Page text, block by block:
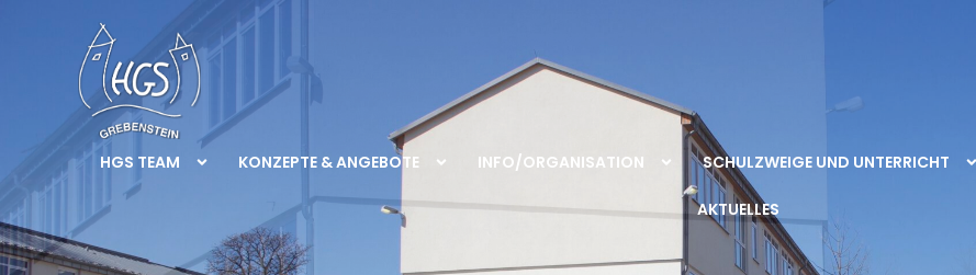
HGS TEAM KONZEPTE & ANGEBOTE INFO/ORGANISATION SCHULZWEIGE UND UNTERRICHT
AKTUELLES